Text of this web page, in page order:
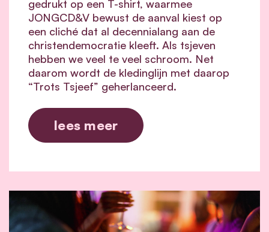
gedrukt op een T-shirt, waarmee
JONGCD&V bewust de aanval kiest op
een cliché dat al decennialang aan de
christendemocratie kleeft. Als tsjeven
hebben we veel te veel schroom. Net
daarom wordt de kledinglijn met daarop
“Trots Tsjeef” geherlanceerd.
lees meer